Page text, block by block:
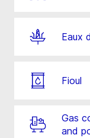
Eaux
Fioul
Gas
and